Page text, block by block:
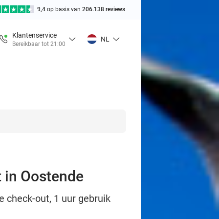
9,4 op basis van 206.138 reviews
Klantenservice
Bereikbaar tot 21:00
NL
Oostende
check-out, 1 uur gebruik